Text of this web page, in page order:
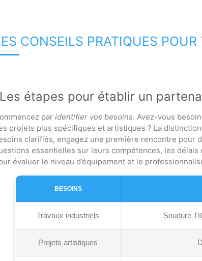
CONSEILS PRATIQUES POUR
Les étapes pour établir un
par identifier vos besoins. Avez-vous
projets plus spécifiques et artistiques ? La
clarifiés, engagez une première rencontre pour
essentielles sur leurs compétences, les
évaluer le niveau d’équipement et le
BESOINS
Travaux industriels Soudure
Projets artistiques